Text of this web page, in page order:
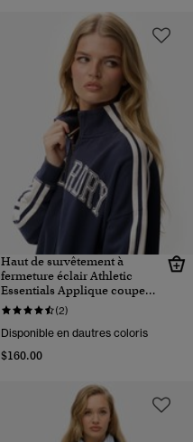
Haut de survêtement à
fermeture éclair Athletic
Essentials Applique coupe
ample
(2)
Disponible en dautres coloris
$160.00